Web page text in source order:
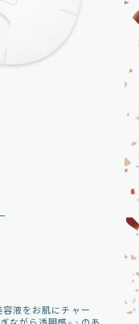
液をお肌にチャー